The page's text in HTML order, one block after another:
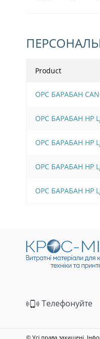
Product
OPC БАРАБАН
OPC БАРАБАН HP
OPC БАРАБАН HP
OPC БАРАБАН HP
OPC БАРАБАН HP
Телефонуйте
© Усі права захищені.